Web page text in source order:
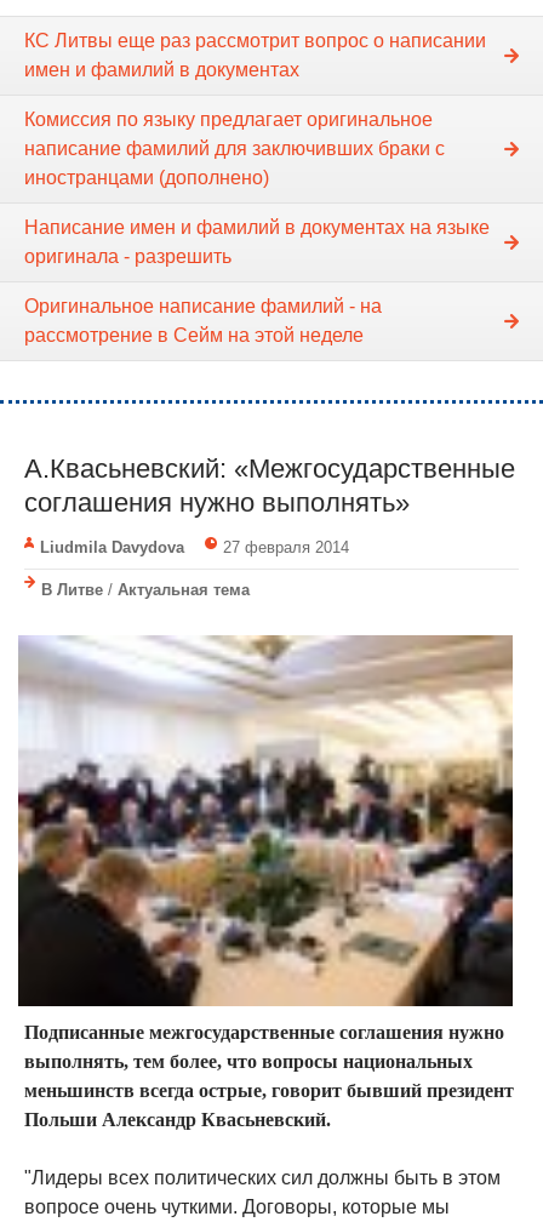
КС Литвы еще раз рассмотрит вопрос о написании
имен и фамилий в документах
Комиссия по языку предлагает оригинальное
написание фамилий для заключивших браки с
иностранцами (дополнено)
Написание имен и фамилий в документах на языке
оригинала - разрешить
Оригинальное написание фамилий - на
рассмотрение в Сейм на этой неделе
А.Квасьневский: «Межгосударственные
соглашения нужно выполнять»
Liudmila Davydova 27 февраля 2014
В Литве / Актуальная тема
Подписанные межгосударственные соглашения нужно
выполнять, тем более, что вопросы национальных
меньшинств всегда острые, говорит бывший президент
Польши Александр Квасьневский.
"Лидеры всех политических сил должны быть в этом
вопросе очень чуткими. Договоры, которые мы